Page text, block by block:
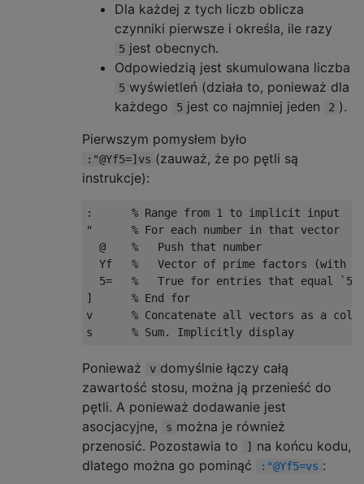
Dla każdej z tych liczb oblicza
czynniki pierwsze i określa, ile razy
5 jest obecnych.
Odpowiedzią jest skumulowana liczba
5 wyświetleń (działa to, ponieważ dla
każdego
5 jest co najmniej jeden 2 ).
Pierwszym pomysłem było
:"@Yf5=]vs (zauważ, że po pętli są
instrukcje):
:      % Range from 1 to implicit input
"      % For each number in that vector
  @    %   Push that number
Yf   %   Vector of prime factors (with
5=   %   True for entries that equal
]      % End for
v      % Concatenate all vectors as a
Ponieważ v domyślnie łączy całą
zawartość stosu, można ją przenieść do
pętli. A ponieważ dodawanie jest
asocjacyjne,
s można je również
przenosić. Pozostawia to
]
na końcu kodu,
dlatego można go pominąć
:"@Yf5=vs :